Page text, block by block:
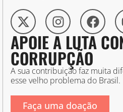
APOIE A LUTA
CORRUPÇÃO
A sua contribuição faz muita
esse velho problema do Brasil.
Faça uma doação